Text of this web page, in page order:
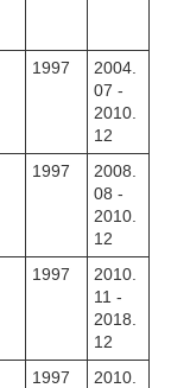
1997
2004.
07 -
2010.
12
1997
2008.
08 -
2010.
12
1997
2010.
11 -
2018.
12
1997
2010.